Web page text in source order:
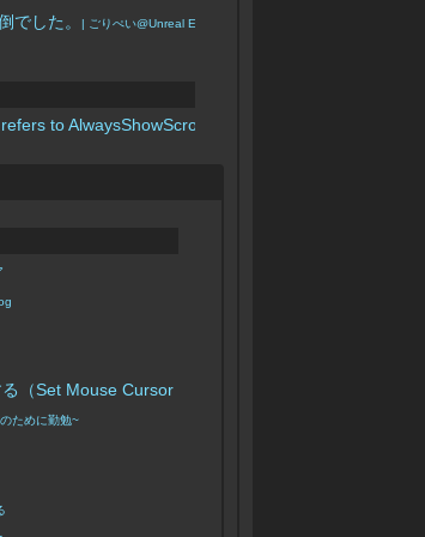
でした。 | ごりぺい@Unreal Engineでモバイルゲーム開発
to AlwaysShowScrollbarTrack
（Set Mouse Cursor Widget）
ために勤勉~